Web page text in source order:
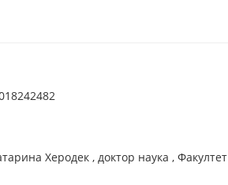
Херодек , доктор наука , Факултет